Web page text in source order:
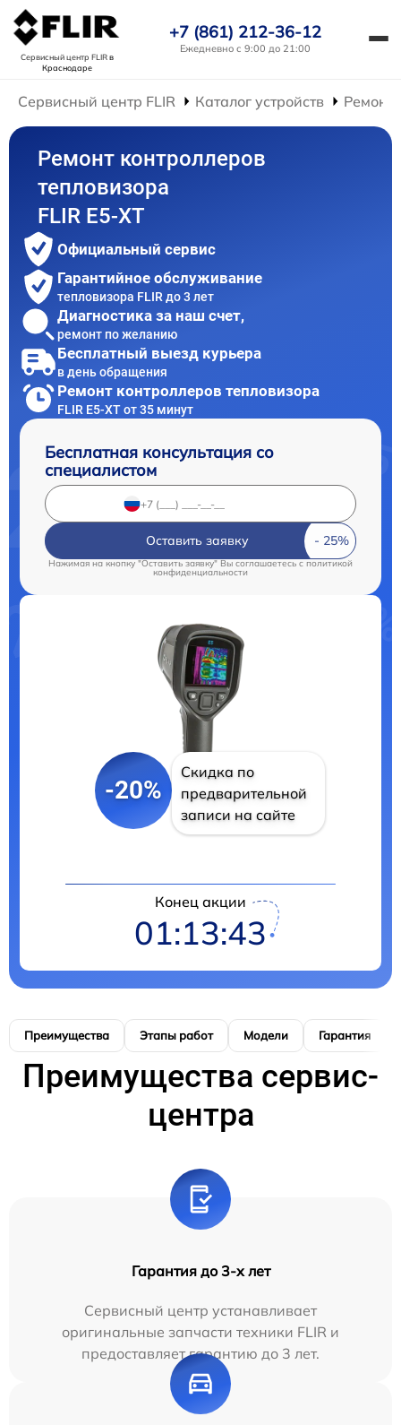
Сервисный центр FLIRв
Краснодаре
+7 (861) 212-36-12
Ежедневно с 9:00 до 21:00
Сервисный центр FLIR Каталог устройств Ремонт
Ремонт контроллеров
тепловизора
FLIR E5-XT
Официальный сервис
Гарантийное обслуживание
тепловизора FLIR до 3 лет
Диагностика за наш счет,
ремонт по желанию
Бесплатный выезд курьера
в день обращения
Ремонт контроллеров тепловизора
FLIR E5-XT от 35 минут
Бесплатная консультация со
специалистом
Оставить заявку
Нажимая на кнопку "Оставить заявку" Вы соглашаетесь c политикой
конфиденциальности
-20%
Скидка по
предварительной
записи на сайте
Конец акции
01:13:42
Преимущества Этапы работ Модели Гарантия
Преимущества сервис-
центра
Гарантия до 3-х лет
Сервисный центр устанавливает
оригинальные запчасти техники FLIR и
предоставляет гарантию до 3 лет.